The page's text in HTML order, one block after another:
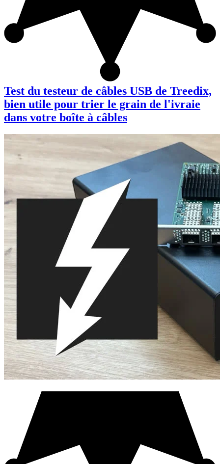
Test du testeur de câbles USB de Treedix,
bien utile pour trier le grain de l'ivraie
dans votre boîte à câbles